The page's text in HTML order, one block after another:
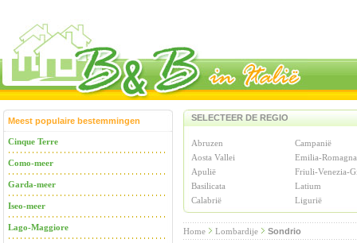
Meest populaire bestemmingen
Cinque Terre
Como-meer
Garda-meer
Iseo-meer
Lago-Maggiore
SELECTEER DE REGIO
Abruzen
Campanië
Aosta Vallei
Emilia-Romagna
Apulië
Friuli-Venezia-
Basilicata
Latium
Calabrië
Ligurië
Home Lombardije Sondrio